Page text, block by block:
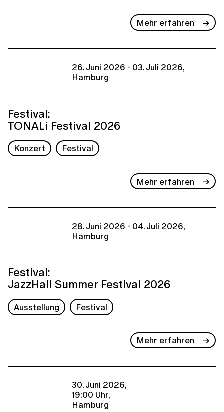
Mehr erfahren
26. Juni 2026 - 03. Juli 2026,
Hamburg
Festival:
TONALi Festival 2026
Konzert Festival
Mehr erfahren
28. Juni 2026 - 04. Juli 2026,
Hamburg
Festival:
JazzHall Summer Festival 2026
Ausstellung Festival
Mehr erfahren
30. Juni 2026,
19:00 Uhr,
Hamburg